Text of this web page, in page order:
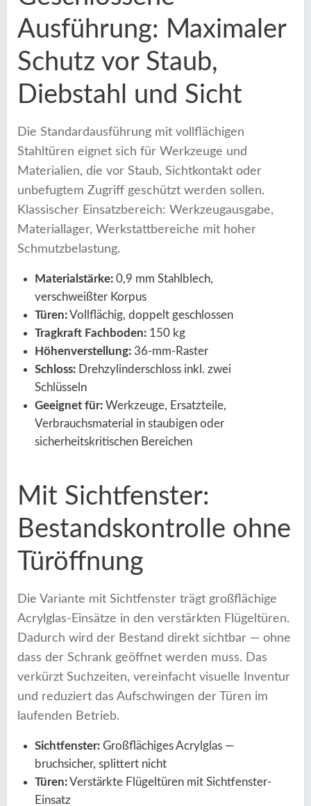
Ausführung: Maximaler
Schutz vor Staub,
Diebstahl und Sicht
Die Standardausführung mit vollflächigen
Stahltüren eignet sich für Werkzeuge und
Materialien, die vor Staub, Sichtkontakt oder
unbefugtem Zugriff geschützt werden sollen.
Klassischer Einsatzbereich: Werkzeugausgabe,
Materiallager, Werkstattbereiche mit hoher
Schmutzbelastung.
Materialstärke: 0,9 mm Stahlblech,
verschweißter Korpus
Türen:Vollflächig, doppelt geschlossen
Tragkraft Fachboden: 150 kg
Höhenverstellung: 36-mm-Raster
Schloss: Drehzylinderschloss inkl. zwei
Schlüsseln
Geeignet für: Werkzeuge, Ersatzteile,
Verbrauchsmaterial in staubigen oder
sicherheitskritischen Bereichen
Mit Sichtfenster:
Bestandskontrolle ohne
Türöffnung
Die Variante mit Sichtfenster trägt großflächige
Acrylglas-Einsätze in den verstärkten Flügeltüren.
Dadurch wird der Bestand direkt sichtbar — ohne
dass der Schrank geöffnet werden muss. Das
verkürzt Suchzeiten, vereinfacht visuelle Inventur
und reduziert das Aufschwingen der Türen im
laufenden Betrieb.
Sichtfenster: Großflächiges Acrylglas —
bruchsicher, splittert nicht
Türen:Verstärkte Flügeltüren mit Sichtfenster-
Einsatz